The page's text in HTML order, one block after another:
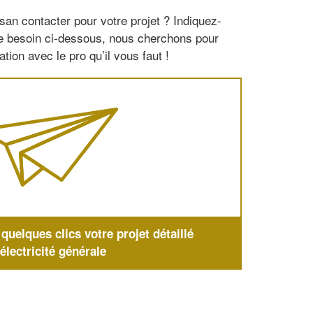
contacter pour votre projet ? Indiquez-
besoin ci-dessous, nous cherchons pour
avec le pro qu’il vous faut !
clics votre projet détaillé
générale